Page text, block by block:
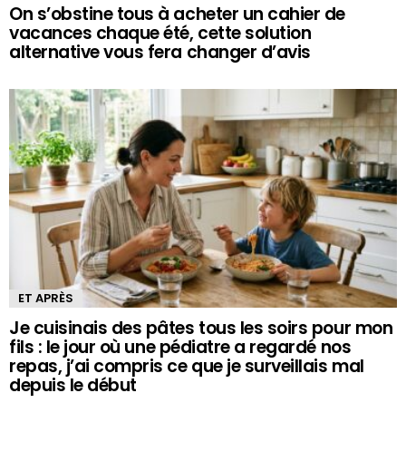
On s’obstine tous à acheter un cahier de
vacances chaque été, cette solution
alternative vous fera changer d’avis
ET APRÈS
Je cuisinais des pâtes tous les soirs pour mon
fils : le jour où une pédiatre a regardé nos
repas, j’ai compris ce que je surveillais mal
depuis le début